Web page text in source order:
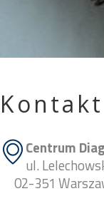
Centrum
ul.
02-351